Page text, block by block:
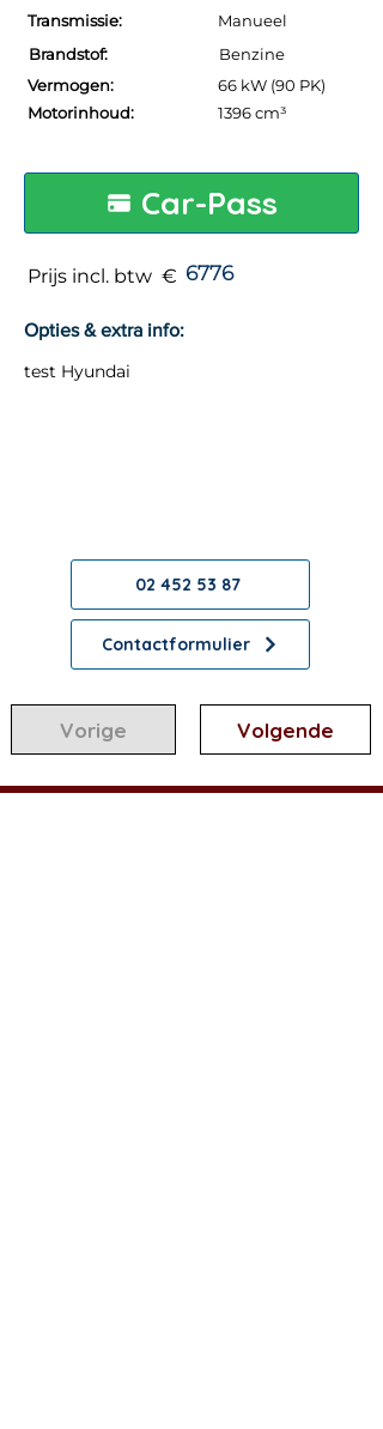
Transmissie:
Manueel
Brandstof:
Benzine
Vermogen:
66 kW (90 PK)
Motorinhoud:
1396 cm³
Car-Pass
Prijs incl. btw € 6776
Opties & extra info:
test Hyundai
02 452 53 87
Contactformulier
Vorige Volgende